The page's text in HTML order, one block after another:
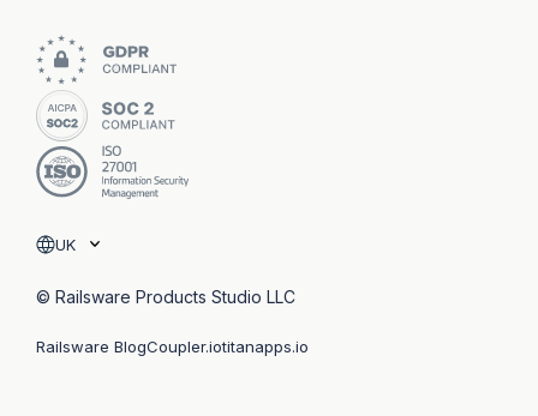
UK
Railsware BlogCoupler.iotitanapps.io
© Railsware Products Studio LLC